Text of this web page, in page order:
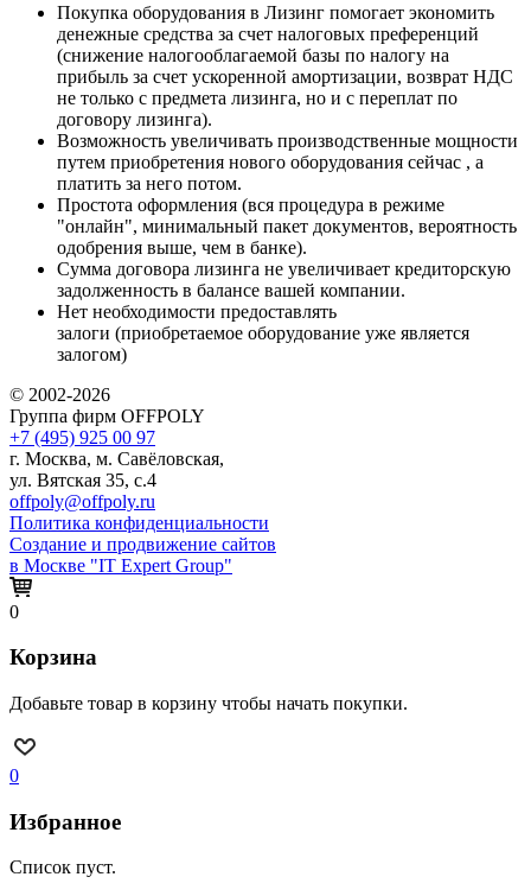
Покупка оборудования в Лизинг помогает экономить
денежные средства за счет налоговых преференций
(снижение налогооблагаемой базы по налогу на
прибыль за счет ускоренной амортизации, возврат НДС
не только с предмета лизинга, но и с переплат по
договору лизинга).
Возможность увеличивать производственные мощности
путем приобретения нового оборудования сейчас , а
платить за него потом.
Простота оформления (вся процедура в режиме
"онлайн", минимальный пакет документов, вероятность
одобрения выше, чем в банке).
Сумма договора лизинга не увеличивает кредиторскую
задолженность в балансе вашей компании.
Нет необходимости предоставлять
залоги (приобретаемое оборудование уже является
залогом)
© 2002-2026
Группа фирм OFFPOLY
+7 (495) 925 00 97
г. Москва, м. Савёловская,
ул. Вятская 35, с.4
offpoly@offpoly.ru
Политика конфиденциальности
Создание и продвижение сайтов
в Москве "IT Expert Group"
0
Корзина
Добавьте товар в корзину чтобы начать покупки.
0
Избранное
Список пуст.